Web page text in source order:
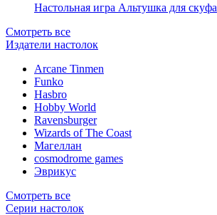
Настольная игра Альтушка для скуфа
Смотреть все
Издатели настолок
Arcane Tinmen
Funko
Hasbro
Hobby World
Ravensburger
Wizards of The Coast
Магеллан
сosmodrome games
Эврикус
Смотреть все
Серии настолок